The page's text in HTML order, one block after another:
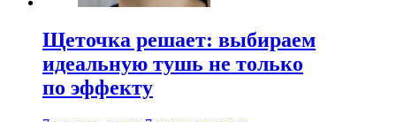
Щеточка решает: выбираем
идеальную тушь не только
по эффекту